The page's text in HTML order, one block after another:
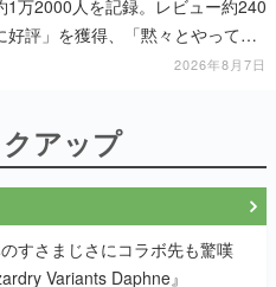
1万2000人を記録。レビュー約240
好評」を獲得、「黙々とやってし
2026年8月7日
アップ
すさまじさにコラボ先も驚嘆
Variants Daphne』